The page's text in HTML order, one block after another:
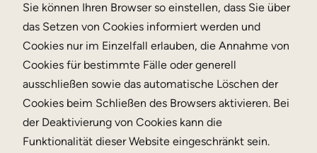
Sie können Ihren Browser so einstellen, dass Sie über
das Setzen von Cookies informiert werden und
Cookies nur im Einzelfall erlauben, die Annahme von
Cookies für bestimmte Fälle oder generell
ausschließen sowie das automatische Löschen der
Cookies beim Schließen des Browsers aktivieren. Bei
der Deaktivierung von Cookies kann die
Funktionalität dieser Website eingeschränkt sein.